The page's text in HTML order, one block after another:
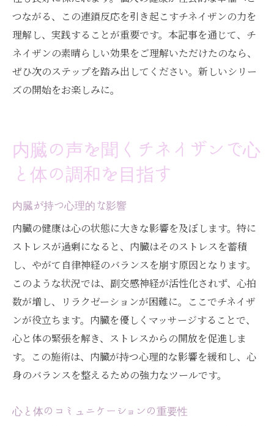
つながる、この連鎖反応を引き起こすチネイザンの力を
理解し、実践することが重要です。本記事を通じて、チ
ネイザンの素晴らしい効果をご理解いただけたのなら、
ぜひ次のステップを踏み出してください。新しいシリー
ズの開始をお楽しみに。
内臓の声を聞くチネイザンで心
と体の調和を目指す
内臓が持つ心理的な影響
内臓の健康は心の状態に大きな影響を及ぼします。特に
ストレスが過剰になると、内臓はそのストレスを蓄積
し、やがて自律神経のバランスを崩す原因となります。
このような状況では、副交感神経が活性化されず、心拍
数が増し、リラクゼーションが困難に。ここでチネイザ
ンが役立ちます。内臓を優しくマッサージすることで、
心と体の緊張を解き、ストレスからの開放を促進しま
す。この施術は、内臓が持つ心理的な影響を緩和し、心
身のバランスを整えるための強力なツールです。
心と体のコミュニケーションの重要性